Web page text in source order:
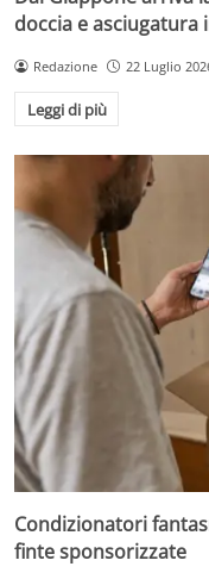
doccia e
Redazione 22 Luglio
Leggi di più
Condizionatori
finte sponsorizzate